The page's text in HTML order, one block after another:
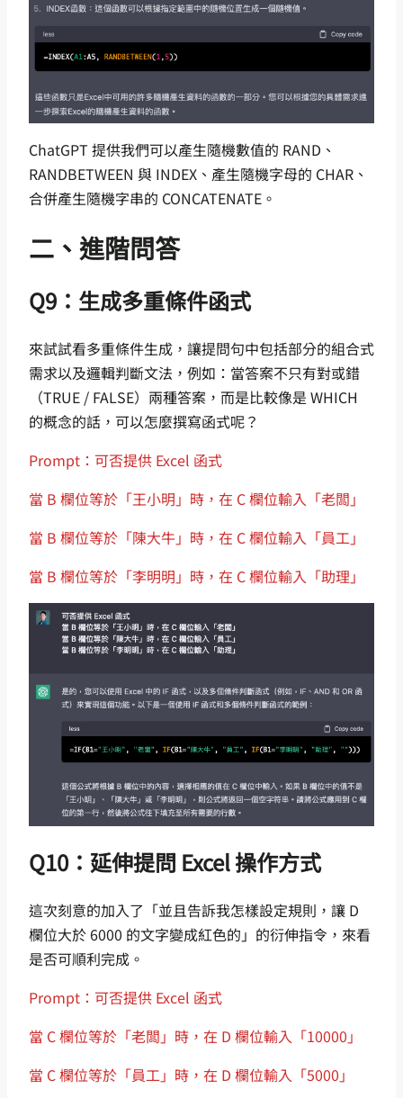
ChatGPT 提供我們可以產生隨機數值的 RAND、
RANDBETWEEN 與 INDEX、產生隨機字母的 CHAR、
合併產生隨機字串的 CONCATENATE。
二、進階問答
Q9：生成多重條件函式
來試試看多重條件生成，讓提問句中包括部分的組合式
需求以及邏輯判斷文法，例如：當答案不只有對或錯
（TRUE / FALSE）兩種答案，而是比較像是 WHICH
的概念的話，可以怎麼撰寫函式呢？
Prompt：可否提供 Excel 函式
當 B 欄位等於「王小明」時，在 C 欄位輸入「老闆」
當 B 欄位等於「陳大牛」時，在 C 欄位輸入「員工」
當 B 欄位等於「李明明」時，在 C 欄位輸入「助理」
Q10：延伸提問 Excel 操作方式
這次刻意的加入了「並且告訴我怎樣設定規則，讓 D
欄位大於 6000 的文字變成紅色的」的衍伸指令，來看
是否可順利完成。
Prompt：可否提供 Excel 函式
當 C 欄位等於「老闆」時，在 D 欄位輸入「10000」
當 C 欄位等於「員工」時，在 D 欄位輸入「5000」